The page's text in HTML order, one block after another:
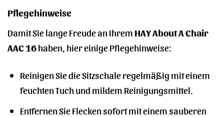
Pflegehinweise
Damit Sie lange Freude an Ihrem HAY About A Chair
AAC 16haben, hier einige Pflegehinweise:
Reinigen Sie die Sitzschale regelmäßig mit einem
feuchten Tuch und mildem Reinigungsmittel.
Entfernen Sie Flecken sofort mit einem sauberen